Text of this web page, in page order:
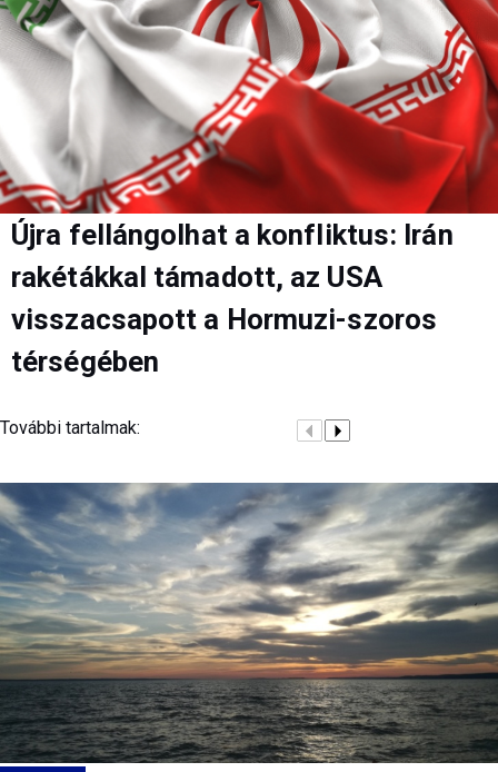
Újra fellángolhat a konfliktus: Irán
rakétákkal támadott, az USA
visszacsapott a Hormuzi-szoros
térségében
További tartalmak: